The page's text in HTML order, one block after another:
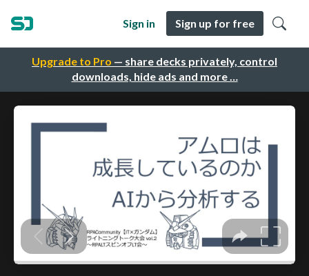
Upgrade to Pro — share decks privately, control
downloads, hide ads and more …
Sign in Sign up for free